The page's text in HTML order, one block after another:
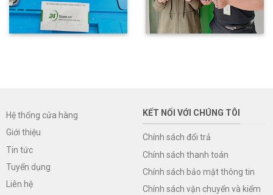
Hệ thống cửa hàng
Giới thiệu
Tin tức
Tuyển dụng
Liên hệ
KẾT NỐI VỚI CHÚNG TÔI
Chính sách đổi trả
Chính sách thanh toán
Chính sách bảo mật thông tin
Chính sách vận chuyển và kiểm